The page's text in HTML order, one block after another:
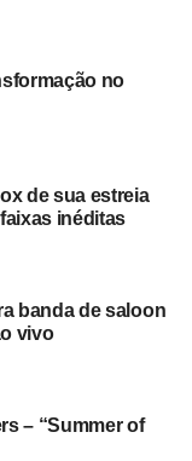
no
de sua estreia
inéditas
banda de saloon
vivo
– “Summer of